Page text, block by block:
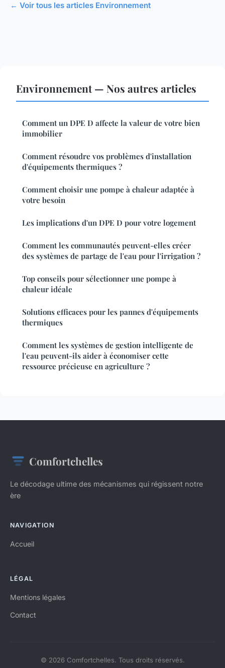
← Voir tous les articles Environnement
Environnement — Nos autres articles
Comment un DPE D affecte la valeur de votre bien
immobilier
Comment résoudre vos problèmes d'installation
d'équipements thermiques ?
Comment choisir une pompe à chaleur adaptée à
votre besoin
Les implications d'un DPE D pour votre logement
Comment les communautés peuvent-elles créer
des systèmes de partage de l'eau pour l'irrigation ?
Top conseils pour sélectionner une pompe à
chaleur idéale
Solutions efficaces pour les pannes d'équipements
thermiques
Comment les systèmes de gestion intelligente de
l'eau peuvent-ils aider à économiser cette
ressource précieuse en agriculture ?
Comfortchelles
Le décodage ultime des mécanismes qui régissent notre
ère
NAVIGATION
Accueil
LÉGAL
Mentions légales
Contact
© 2026 Comfortchelles. Tous droits réservés.